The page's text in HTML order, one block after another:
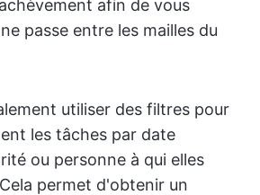
afin de vous
passe entre les mailles du
utiliser des filtres pour
les tâches par date
ou personne à qui elles
permet d'obtenir un